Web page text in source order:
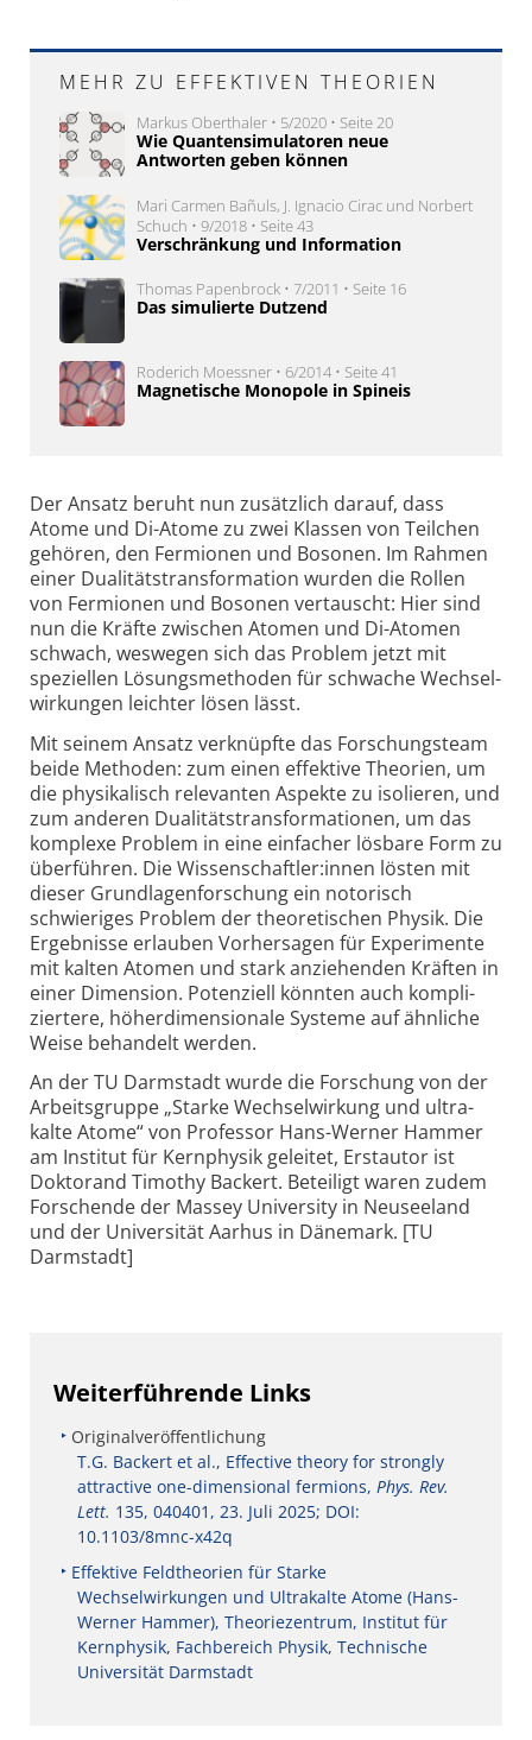
MEHR ZU EFFEKTIVEN THEORIEN
Markus Oberthaler • 5/2020 • Seite 20
Wie Quantensimulatoren neue
Antworten geben können
Mari Carmen Bañuls, J. Ignacio Cirac und Norbert
Schuch • 9/2018 • Seite 43
Verschränkung und Information
Thomas Papenbrock • 7/2011 • Seite 16
Das simulierte Dutzend
Roderich Moessner • 6/2014 • Seite 41
Magnetische Monopole in Spineis
Der Ansatz beruht nun zusätzlich darauf, dass
Atome und Di-Atome zu zwei Klassen von Teilchen
gehören, den Fermionen und Bosonen. Im Rahmen
einer Dualitäts­trans­for­ma­tion wurden die Rollen
von Fermionen und Bosonen vertauscht: Hier sind
nun die Kräfte zwischen Atomen und Di-Atomen
schwach, weswegen sich das Problem jetzt mit
speziellen Lösungs­methoden für schwache Wechsel­
wirkungen leichter lösen lässt.
Mit seinem Ansatz verknüpfte das Forschungsteam
beide Methoden: zum einen effektive Theorien, um
die physi­kalisch relevanten Aspekte zu isolieren, und
zum anderen Dualitäts­trans­for­ma­tionen, um das
komplexe Problem in eine einfacher lösbare Form zu
überführen. Die Wissen­schaftler:innen lösten mit
dieser Grund­lagen­forschung ein notorisch
schwieriges Problem der theore­tischen Physik. Die
Ergebnisse erlauben Vorher­sagen für Experimente
mit kalten Atomen und stark anziehenden Kräften in
einer Dimension. Potenziell könnten auch kompli­
ziertere, höher­dimensionale Systeme auf ähnliche
Weise behandelt werden.
An der TU Darmstadt wurde die Forschung von der
Arbeits­gruppe „Starke Wechsel­wirkung und ultra­
kalte Atome“ von Professor Hans-Werner Hammer
am Institut für Kernphysik geleitet, Erst­autor ist
Doktorand Timothy Backert. Beteiligt waren zudem
Forschende der Massey University in Neusee­land
und der Universität Aarhus in Dänemark. [TU
Darmstadt]
Weiterführende Links
Originalveröffentlichung
T.G. Backert et al., Effective theory for strongly
attractive one-dimensional fermions, Phys. Rev.
Lett. 135, 040401, 23. Juli 2025; DOI:
10.1103/8mnc-x42q
Effektive Feldtheorien für Starke
Wechselwirkungen und Ultrakalte Atome (Hans-
Werner Hammer), Theoriezentrum, Institut für
Kernphysik, Fachbereich Physik, Technische
Universität Darmstadt